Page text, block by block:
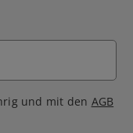
und mit den AGB